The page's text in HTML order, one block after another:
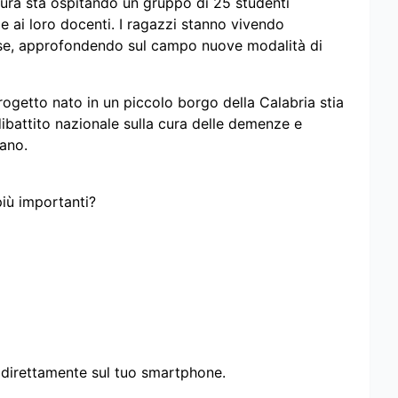
ai loro docenti. I ragazzi stanno vivendo
approfondendo sul campo nuove modalità di
nato in un piccolo borgo della Calabria stia
nazionale sulla cura delle demenze e
importanti?
sul tuo smartphone.